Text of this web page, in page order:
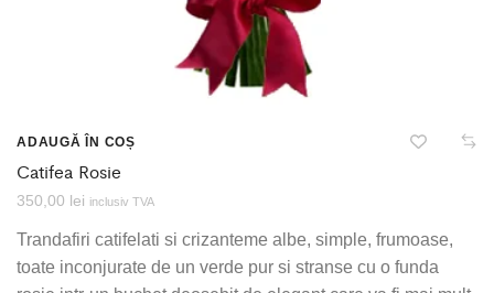
ADAUGĂ ÎN COȘ
Catifea Rosie
350,00 lei inclusiv TVA
Trandafiri catifelati si crizanteme albe, simple, frumoase,
toate inconjurate de un verde pur si stranse cu o funda